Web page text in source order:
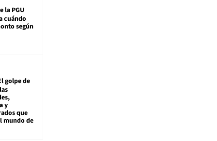
la PGU
cuándo
según
golpe de
y
que
mundo de